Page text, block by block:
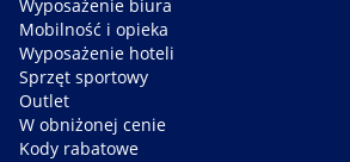
Wyposażenie biura
Mobilność i opieka
Wyposażenie hoteli
Sprzęt sportowy
Outlet
W obniżonej cenie
Kody rabatowe